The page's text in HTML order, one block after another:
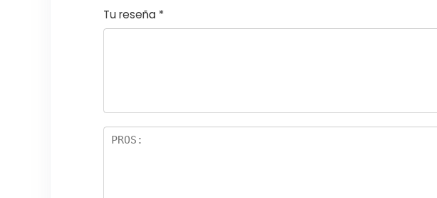
e
el
5
las
s
Tu reseña *